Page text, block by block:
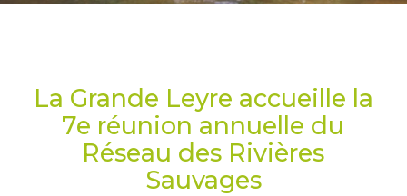
La Grande Leyre accueille la
7e réunion annuelle du
Réseau des Rivières
Sauvages